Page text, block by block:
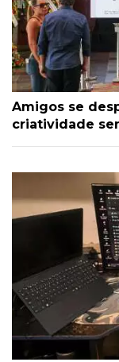
Amigos se
criatividade